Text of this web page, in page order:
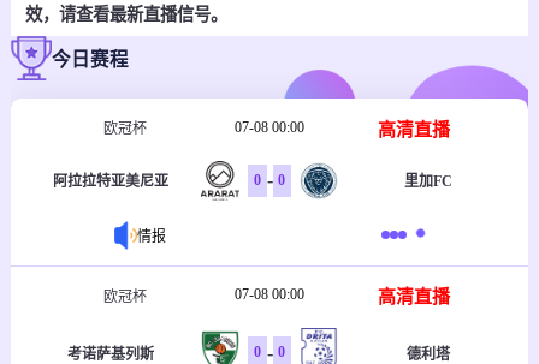
效，请查看最新直播信号。
今日赛程
欧冠杯 07-08 00:00 高清直播
阿拉拉特亚美尼亚 0 - 0 里加FC
情报
欧冠杯 07-08 00:00 高清直播
考诺萨基列斯 0 - 0 德利塔